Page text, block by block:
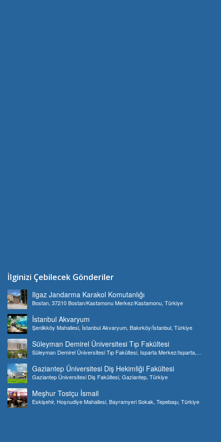
İlginizi Çebilecek Gönderiler
Ilgaz Jandarma Karakol Komutanlığı
Bostan, 37210 Bostan/Kastamonu Merkez/Kastamonu, Türkiye
İstanbul Akvaryum
Şenlikköy Mahallesi, İstanbul Akvaryum, Bakırköy/İstanbul, Türkiye
Süleyman Demirel Üniversitesi Tıp Fakültesi
Süleyman Demirel Üniversitesi Tıp Fakültesi, Isparta Merkez/Isparta,
Gaziantep Üniversitesi Diş Hekimliği Fakültesi
Gaziantep Üniversitesi Diş Fakültesi, Gaziantep, Türkiye
Meşhur Tostçu İsmail
Eskişehir, Hoşnudiye Mahallesi, Bayramyeri Sokak, Tepebaşı, Türkiye